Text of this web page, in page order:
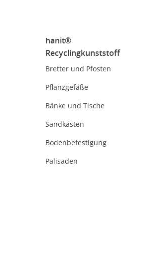
hanit®
Recyclingkunststoff
Bretter und Pfosten
Pflanzgefäße
Bänke und Tische
Sandkästen
Bodenbefestigung
Palisaden